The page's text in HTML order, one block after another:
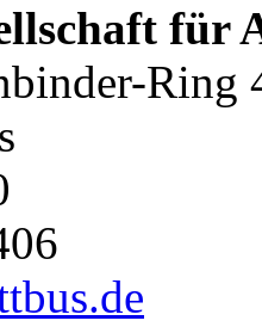
für
Ring